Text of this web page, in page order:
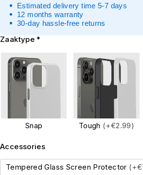
Estimated delivery time 5-7 days
12 months warranty
30-day hassle-free returns
Zaaktype *
Snap Tough (+€2.99)
Accessories
Tempered Glass Screen Protector